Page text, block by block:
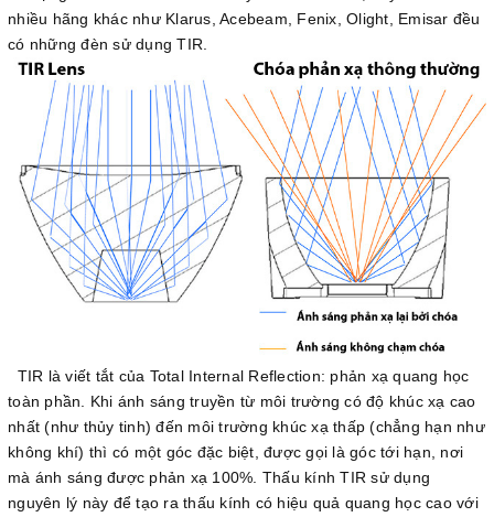
nhiều hãng khác như Klarus, Acebeam, Fenix, Olight, Emisar đều
có những đèn sử dụng TIR.
TIR là viết tắt của Total Internal Reflection: phản xạ quang học
toàn phần. Khi ánh sáng truyền từ môi trường có độ khúc xạ cao
nhất (như thủy tinh) đến môi trường khúc xạ thấp (chẳng hạn như
không khí) thì có một góc đặc biệt, được gọi là góc tới hạn, nơi
mà ánh sáng được phản xạ 100%. Thấu kính TIR sử dụng
nguyên lý này để tạo ra thấu kính có hiệu quả quang học cao với